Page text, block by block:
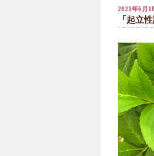
2021年6月
「起立